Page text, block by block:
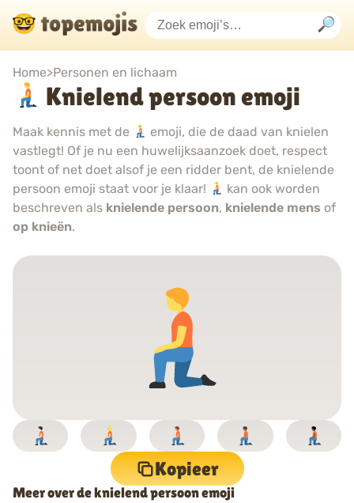
Home>Personen en lichaam
Knielend persoon emoji
Maak kennis met de
emoji, die de daad van knielen
vastlegt! Of je nu een huwelijksaanzoek doet, respect
toont of net doet alsof je een ridder bent, de knielende
persoon emoji staat voor je klaar!
kan ook worden
beschreven als knielende persoon, knielende mens of
op knieën.
Kopieer
Meer over de knielend persoon emoji